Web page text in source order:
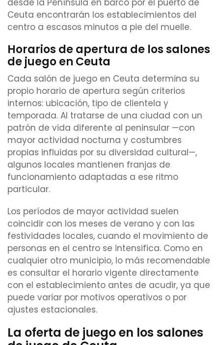
desde la Península en barco por el puerto de
Ceuta encontrarán los establecimientos del
centro a escasos minutos a pie del muelle.
Horarios de apertura de los salones
de juego en Ceuta
Cada salón de juego en Ceuta determina su
propio horario de apertura según criterios
internos: ubicación, tipo de clientela y
temporada. Al tratarse de una ciudad con un
patrón de vida diferente al peninsular —con
mayor actividad nocturna y costumbres
propias influidas por su diversidad cultural—,
algunos locales mantienen franjas de
funcionamiento adaptadas a ese ritmo
particular.
Los períodos de mayor actividad suelen
coincidir con los meses de verano y con las
festividades locales, cuando el movimiento de
personas en el centro se intensifica. Como en
cualquier otro municipio, lo más recomendable
es consultar el horario vigente directamente
con el establecimiento antes de acudir, ya que
puede variar por motivos operativos o por
ajustes estacionales.
La oferta de juego en los salones